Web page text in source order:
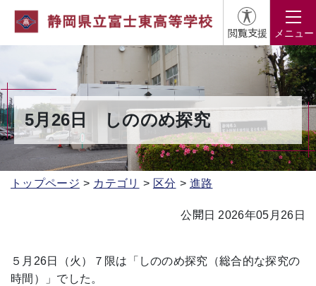
閲覧支援 メニュー
5月26日 しののめ探究
トップページ カテゴリ 区分 進路
公開日 2026年05月26日
５月26日（火）７限は「しののめ探究（総合的な探究の
時間）」でした。